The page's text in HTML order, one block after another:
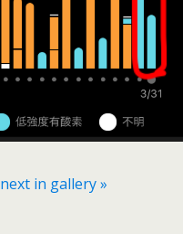
next in gallery »